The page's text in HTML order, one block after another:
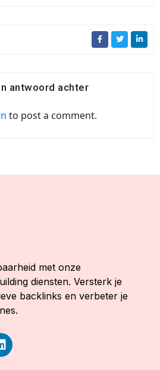
antwoord achter
to post a comment.
met onze
diensten. Versterk je
backlinks en verbeter je